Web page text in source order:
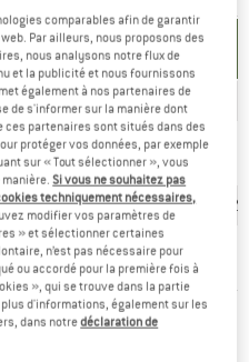
122 128 140
120 130 140 150
6/7 8/9 10 11/12
120
cm
130
cm
140
cm
Voir maintenant Enfant
en ligne Aclima!
comparables afin de garantir
Par ailleurs, nous proposons des
nous analysons notre flux de
et la publicité et nous fournissons
également à nos partenaires de
de s'informer sur la manière dont
partenaires sont situés dans des
protéger vos données, par exemple
sur « Tout sélectionner », vous
manière.Si vous ne souhaitez pas
techniquement nécessaires,
modifier vos paramètres de
» et sélectionner certaines
n’est pas nécessaire pour
ou accordé pour la première fois à
», qui se trouve dans la partie
d'informations, également sur les
dans notredéclaration de